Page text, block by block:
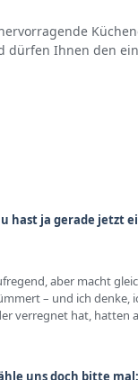
Ihnen den
hast ja gerade jetzt
aber macht
– und ich denke,
verregnet hat,
uns doch bitte